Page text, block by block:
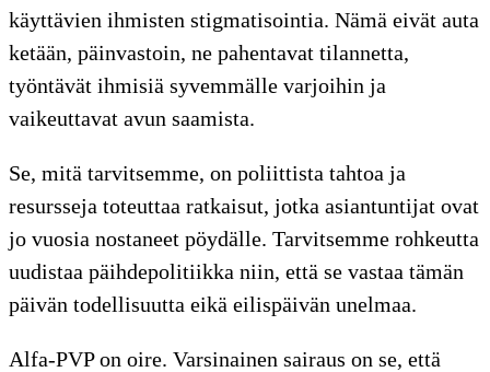
käyttävien ihmisten stigmatisointia. Nämä eivät auta
ketään, päinvastoin, ne pahentavat tilannetta,
työntävät ihmisiä syvemmälle varjoihin ja
vaikeuttavat avun saamista.
Se, mitä tarvitsemme, on poliittista tahtoa ja
resursseja toteuttaa ratkaisut, jotka asiantuntijat ovat
jo vuosia nostaneet pöydälle. Tarvitsemme rohkeutta
uudistaa päihdepolitiikka niin, että se vastaa tämän
päivän todellisuutta eikä eilispäivän unelmaa.
Alfa-PVP on oire. Varsinainen sairaus on se, että